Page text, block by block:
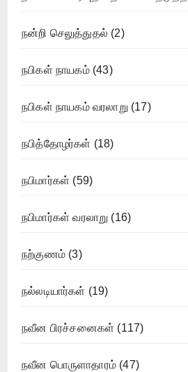
நன்றி செலுத்துதல் (2)
நபிகள் நாயகம்(43)
நபிகள் நாயகம் வரலாறு (17)
நபித்தோழர்கள் (18)
நபிமார்கள் (59)
நபிமார்கள் வரலாறு (16)
நற்குணம் (3)
நல்லடியார்கள் (19)
நவீன பிரச்சனைகள் (117)
நவீன பொருளாதாரம் (47)